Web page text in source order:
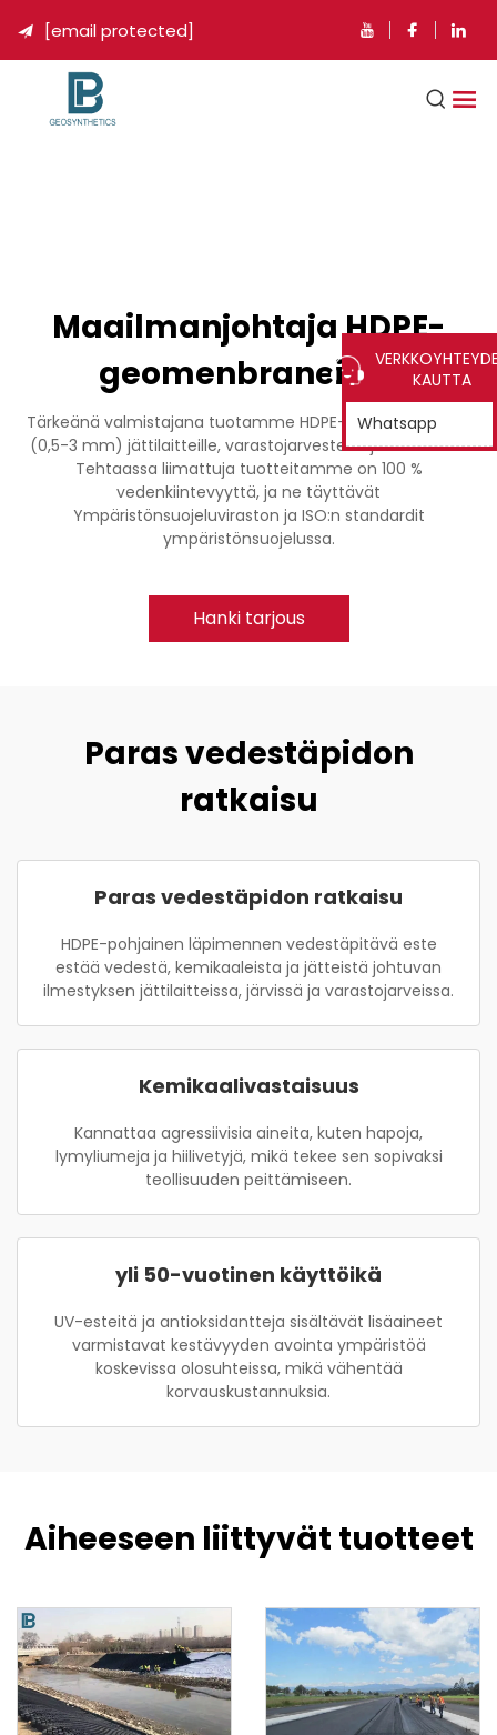
 [email protected]
Maailmanjohtaja HDPE-
geomenbraneissa
Tärkeänä valmistajana tuotamme HDPE-geomenbraneja
(0,5-3 mm) jättilaitteille, varastojarvesteille ja kanaveille.
Tehtaassa liimattuja tuotteitamme on 100 %
vedenkiintevyyttä, ja ne täyttävät
Ympäristönsuojeluviraston ja ISO:n standardit
ympäristönsuojelussa.
Hanki tarjous
Paras vedestäpidon
ratkaisu
Paras vedestäpidon ratkaisu
HDPE-pohjainen läpimennen vedestäpitävä este
estää vedestä, kemikaaleista ja jätteistä johtuvan
ilmestyksen jättilaitteissa, järvissä ja varastojarveissa.
Kemikaalivastaisuus
Kannattaa agressiivisia aineita, kuten hapoja,
lymyliumeja ja hiilivetyjä, mikä tekee sen sopivaksi
teollisuuden peittämiseen.
yli 50-vuotinen käyttöikä
UV-esteitä ja antioksidantteja sisältävät lisäaineet
varmistavat kestävyyden avointa ympäristöä
koskevissa olosuhteissa, mikä vähentää
korvauskustannuksia.
Aiheeseen liittyvät tuotteet
KAUTTA
Whatsapp